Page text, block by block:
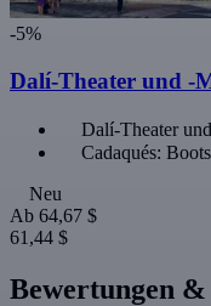
-5%
Dalí-Theater und -
Dalí-Theater
Cadaqués:
Neu
Ab 64,67 $
61,44 $
Bewertungen &